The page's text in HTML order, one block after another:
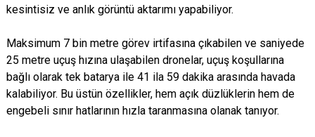
kesintisiz ve anlık görüntü aktarımı yapabiliyor.
Maksimum 7 bin metre görev irtifasına çıkabilen ve saniyede
25 metre uçuş hızına ulaşabilen dronelar, uçuş koşullarına
bağlı olarak tek batarya ile 41 ila 59 dakika arasında havada
kalabiliyor. Bu üstün özellikler, hem açık düzlüklerin hem de
engebeli sınır hatlarının hızla taranmasına olanak tanıyor.